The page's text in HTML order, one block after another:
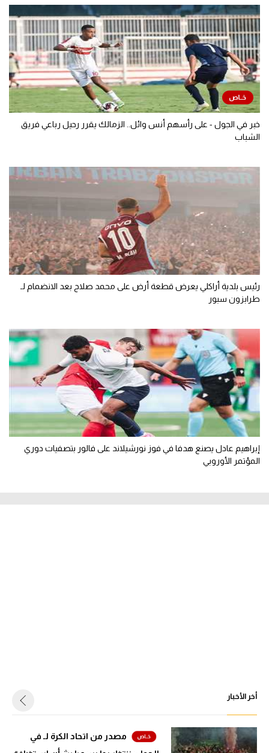
خبر في الجول - على رأسهم أنس وائل.. الزمالك يقرر رحيل رباعي فريق
الشباب
رئيس بلدية أراكلي يعرض قطعة أرض على محمد صلاح بعد الانضمام لـ
طرابزون سبور
إبراهيم عادل يصنع هدفا في فوز نورشيلاند على فالور بتصفيات دوري
المؤتمر الأوروبي
أخر الأخبار
مصدر من اتحاد الكرة لـ في